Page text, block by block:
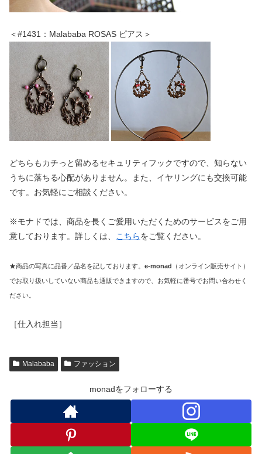
＜#1431：Malababa ROSAS ピアス＞
どちらもカチっと留めるセキュリティフックですので、知らない
うちに落ちる心配がありません。また、イヤリングにも交換可能
です。お気軽にご相談ください。
※モナドでは、商品を長くご愛用いただくためのサービスをご用
意しております。詳しくは、
こちらをご覧ください。
★商品の写真に品番／品名を記しております。 e-monad （オンライン販売サイト）
でお取り扱いしていない商品も通販できますので、お気軽に番号でお問い合わせく
ださい。
［仕入れ担当］
Malababa ファッション
monadをフォローする